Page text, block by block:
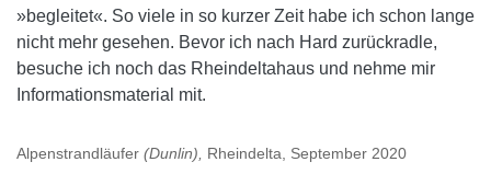
»begleitet«. So viele in so kurzer Zeit habe ich schon lange
nicht mehr gesehen. Bevor ich nach Hard zurückradle,
besuche ich noch das Rheindeltahaus und nehme mir
Informationsmaterial mit.
Alpenstrandläufer (Dunlin), Rheindelta, September 2020